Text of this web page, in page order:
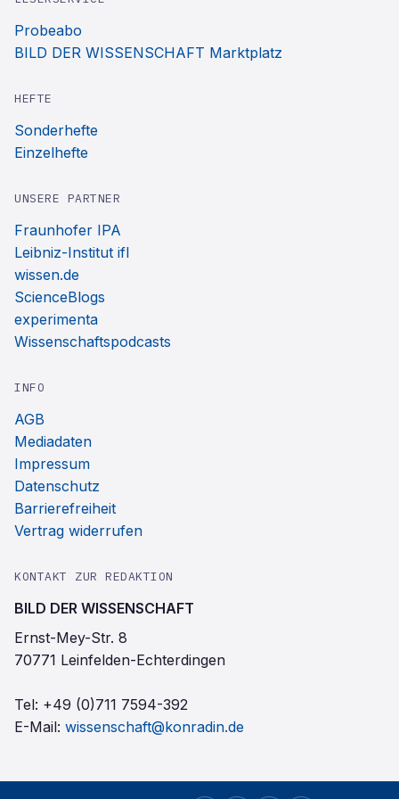
Probeabo
BILD DER WISSENSCHAFT Marktplatz
HEFTE
Sonderhefte
Einzelhefte
UNSERE PARTNER
Fraunhofer IPA
Leibniz-Institut ifl
wissen.de
ScienceBlogs
experimenta
Wissenschaftspodcasts
INFO
AGB
Mediadaten
Impressum
Datenschutz
Barrierefreiheit
Vertrag widerrufen
KONTAKT ZUR REDAKTION
BILD DER WISSENSCHAFT
Ernst-Mey-Str. 8
70771 Leinfelden-Echterdingen
Tel: +49 (0)711 7594-392
E-Mail: wissenschaft@konradin.de